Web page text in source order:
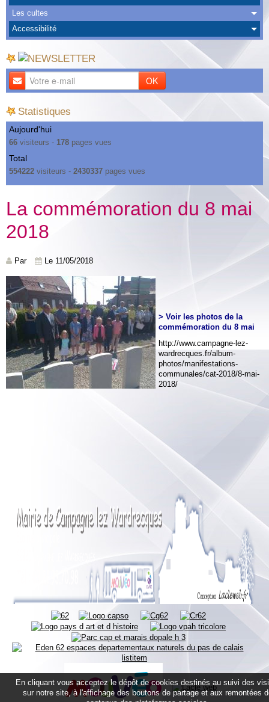
Les cultes
Accessibilité
OK
Statistiques
Aujourd'hui
66 visiteurs - 178 pages vues
Total
554222 visiteurs - 2430337 pages vues
La commémoration du 8 mai
2018
Par Le 11/05/2018
> Voir les photos de la
commémoration du 8 mai
http://www.campagne-lez-
wardrecques.fr/album-
photos/manifestations-
communales/cat-2018/8-mai-
2018/
En cliquant vous acceptez le dépôt de cookies destinés au suivi des
sur notre site, à l'affichage des boutons de partage et aux remontées